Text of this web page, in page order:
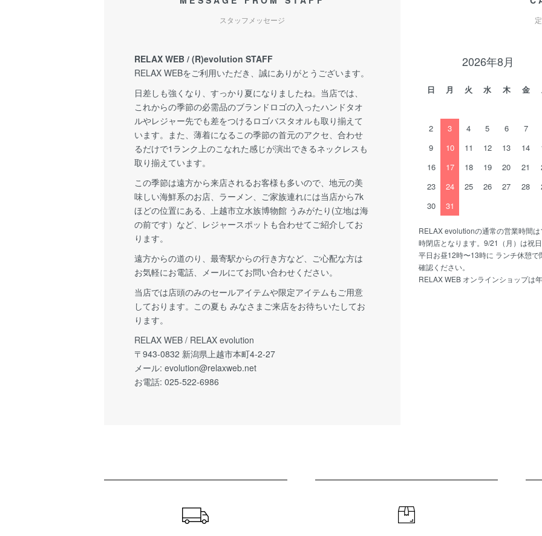
スタッフメッセージ
RELAX WEB / (R)evolution STAFF
RELAX WEBをご利用いただき、誠にありがとうございます。
日差しも強くなり、すっかり夏になりましたね。当店では、
これからの季節の必需品のブランドロゴの入ったハンドタオ
ルやレジャー先でも差をつけるロゴバスタオルも取り揃えて
います。また、薄着になるこの季節の首元のアクセ、合わせ
るだけで1ランク上のこなれた感じが演出できるネックレスも
取り揃えています。
この季節は遠方から来店されるお客様も多いので、地元の美
味しい海鮮系のお店、ラーメン、ご家族連れには当店から7k
ほどの位置にある、上越市立水族博物館 うみがたり(立地は海
の前です）など、レジャースポットも合わせてご紹介してお
ります。
遠方からの道のり、最寄駅からの行き方など、ご心配な方は
お気軽にお電話、メールにてお問い合わせください。
当店では店頭のみのセールアイテムや限定アイテムもご用意
しております。この夏も みなさまご来店をお待ちいたしてお
ります。
RELAX WEB / RELAX evolution
〒943-0832 新潟県上越市本町4-2-27
メール: evolution@relaxweb.net
お電話: 025-522-6986
2026年8月
日 月 火 水 木 金
2 3 4 5 6
7
9
10 11 12 13 14
16
17 18 19 20 21
23
24 25 26 27 28
30
31
RELAX evolutionの通常の営業時間
時閉店となります。9/21（月）は祝
平日お昼12時〜13時に ランチ休憩
確認ください。
RELAX WEB オンラインショップは